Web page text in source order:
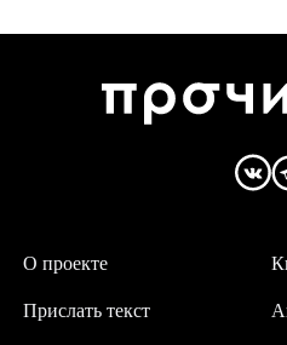
О проекте
Прислать текст